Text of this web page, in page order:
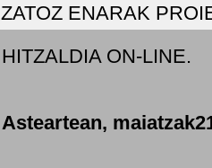
ZATOZ ENARAK
HITZALDIA ON-LINE.
Asteartean,